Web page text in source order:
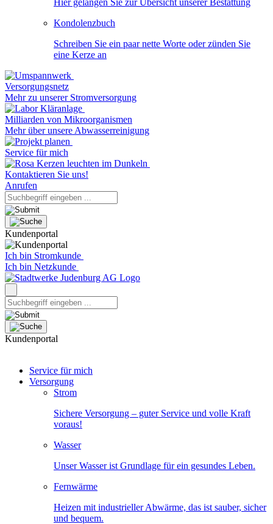
Hier gelangen Sie zur Übersicht unserer Bestattung
Kondolenzbuch
Schreiben Sie ein paar nette Worte oder zünden Sie
eine Kerze an
Versorgungsnetz
Mehr zu unserer Stromversorgung
Milliarden von Mikroorganismen
Mehr über unsere Abwasserreinigung
Service für mich
Kontaktieren Sie uns!
Anrufen
Kundenportal
Ich bin Stromkunde
Ich bin Netzkunde
Kundenportal
Service für mich
Versorgung
Strom
Sichere Versorgung – guter Service und volle Kraft
voraus!
Wasser
Unser Wasser ist Grundlage für ein gesundes Leben.
Fernwärme
Heizen mit industrieller Abwärme, das ist sauber, sicher
und bequem.